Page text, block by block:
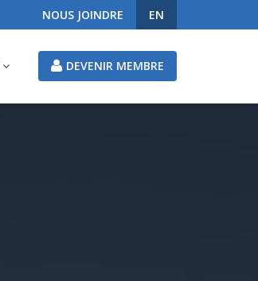
NOUS JOINDRE EN
DEVENIR MEMBRE